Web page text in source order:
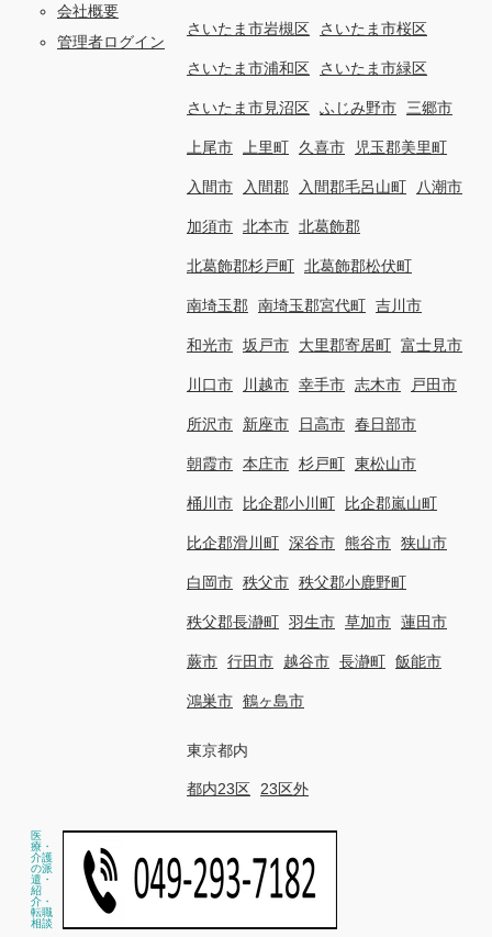
会社概要
管理者ログイン
さいたま市岩槻区 さいたま市桜区
さいたま市浦和区 さいたま市緑区
さいたま市見沼区 ふじみ野市 三郷市
上尾市 上里町 久喜市 児玉郡美里町
入間市 入間郡 入間郡毛呂山町 八潮市
加須市 北本市 北葛飾郡
北葛飾郡杉戸町 北葛飾郡松伏町
南埼玉郡 南埼玉郡宮代町 吉川市
和光市 坂戸市 大里郡寄居町 富士見市
川口市 川越市 幸手市 志木市 戸田市
所沢市 新座市 日高市 春日部市
朝霞市 本庄市 杉戸町 東松山市
桶川市 比企郡小川町 比企郡嵐山町
比企郡滑川町 深谷市 熊谷市 狭山市
白岡市 秩父市 秩父郡小鹿野町
秩父郡長瀞町 羽生市 草加市 蓮田市
蕨市 行田市 越谷市 長瀞町 飯能市
鴻巣市 鶴ヶ島市
東京都内
都内23区 23区外
医
療・
介護
の派
遣・
紹
介・
転職
相談